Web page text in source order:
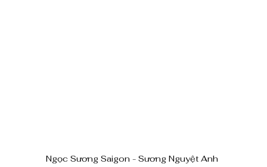
Ngọc Sương Saigon - Sương Nguyệt Anh